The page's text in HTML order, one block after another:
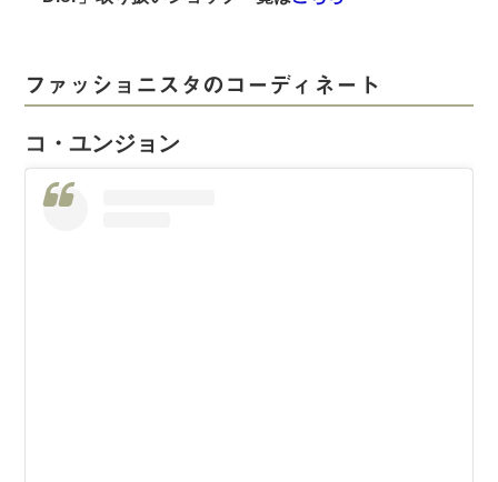
ファッショニスタのコーディネート
コ・ユンジョン